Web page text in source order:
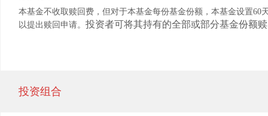
本基金不收取赎回费，但对于本基金每份基金份额，本基金设置60
以提出赎回申请。 投资者可将其持有的全部或部分基金份额
投资组合